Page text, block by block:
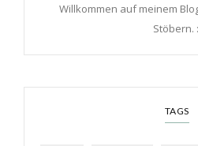
Willkommen auf meinem
Stöbern.
TAGS